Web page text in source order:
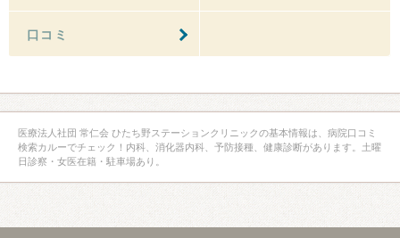
口コミ
医療法人社団 常仁会 ひたち野ステーションクリニックの基本情報は、病院口コミ
検索カルーでチェック！内科、消化器内科、予防接種、健康診断があります。土曜
日診察・女医在籍・駐車場あり。